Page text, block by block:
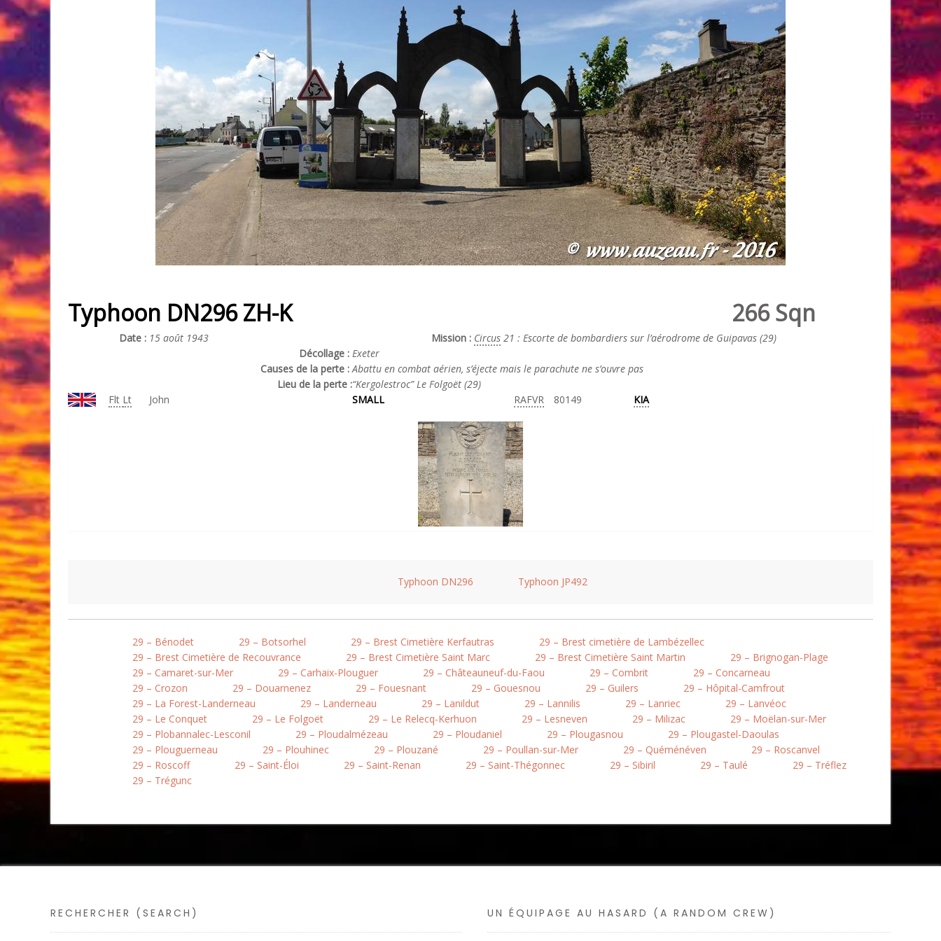
Typhoon DN296 ZH-K 266 Sqn
Date : 15 août 1943 Mission : Circus 21 : Escorte de bombardiers sur l’aérodrome de Guipavas (29)
Décollage : Exeter
Causes de la perte :Abattu en combat aérien, s’éjecte mais le parachute ne s’ouvre pas
Lieu de la perte :“Kergolestroc” Le Folgoët (29)
Flt Lt John SMALL RAFVR 80149 KIA
Typhoon DN296 Typhoon JP492
29 – Bénodet 29 – Botsorhel 29 – Brest Cimetière Kerfautras
29 – Brest cimetière de Lambézellec
29 – Brest Cimetière de Recouvrance
29 – Brest Cimetière Saint Marc 29 – Brest Cimetière Saint Martin
29 – Brignogan-Plage
29 – Camaret-sur-Mer
29 – Carhaix-Plouguer 29 – Châteauneuf-du-Faou 29 – Combrit
29 – Concarneau
29 – Crozon
29 – Douarnenez 29 – Fouesnant 29 – Gouesnou 29 – Guilers
29 – Hôpital-Camfrout
29 – La Forest-Landerneau
29 – Landerneau 29 – Lanildut 29 – Lannilis 29 – Lanriec
29 – Lanvéoc
29 – Le Conquet
29 – Le Folgoët 29 – Le Relecq-Kerhuon 29 – Lesneven 29 – Milizac
29 – Moëlan-sur-Mer
29 – Plobannalec-Lesconil
29 – Ploudalmézeau 29 – Ploudaniel 29 – Plougasnou
29 – Plougastel-Daoulas
29 – Plouguerneau
29 – Plouhinec 29 – Plouzané 29 – Poullan-sur-Mer 29 – Quéménéven
29 – Roscanvel
29 – Roscoff
29 – Saint-Éloi 29 – Saint-Renan 29 – Saint-Thégonnec 29 – Sibiril 29 – Taulé
29 – Tréflez
29 – Trégunc
RECHERCHER (SEARCH) UN ÉQUIPAGE AU HASARD (A RANDOM CREW)